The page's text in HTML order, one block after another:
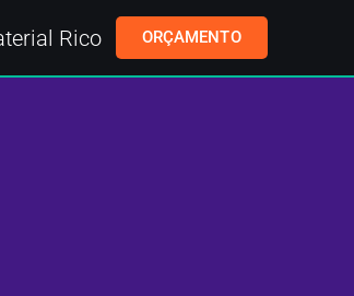
Rico ORÇAMENTO